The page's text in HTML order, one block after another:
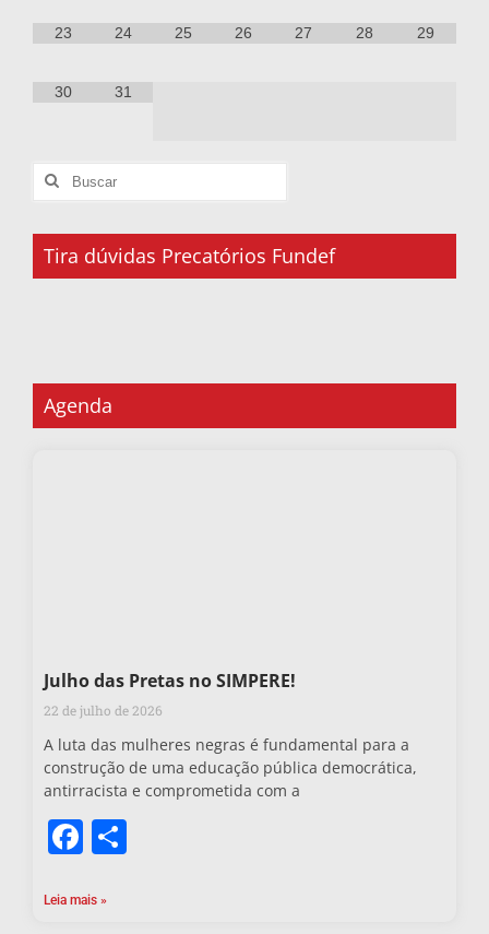
23 24 25 26 27 28 29
30 31
Tira dúvidas Precatórios Fundef
Agenda
Julho das Pretas no SIMPERE!
22 de julho de 2026
A luta das mulheres negras é fundamental para a
construção de uma educação pública democrática,
antirracista e comprometida com a
Facebook
Leia mais »